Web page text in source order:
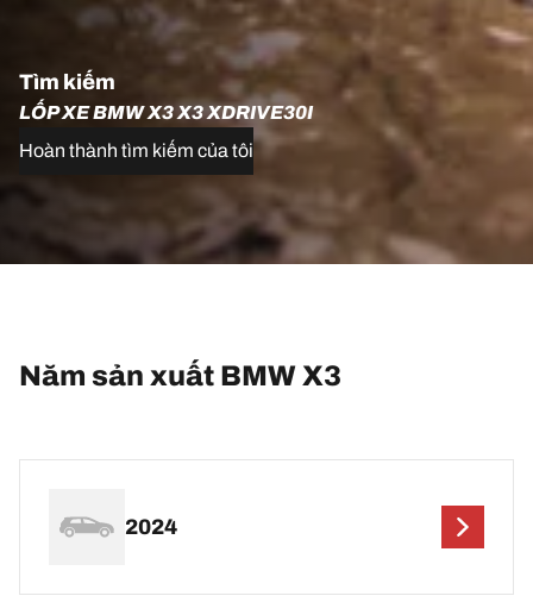
Tìm kiếm
LỐP XE BMW X3 X3 XDRIVE30I
Hoàn thành tìm kiếm của tôi
Năm sản xuất BMW X3
2024